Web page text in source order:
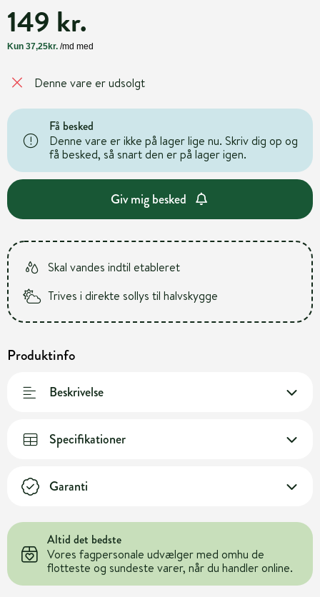
149 kr.
Denne vare er udsolgt
Få besked
Denne vare er ikke på lager lige nu. Skriv dig op og
få besked, så snart den er på lager igen.
Giv mig besked
Skal vandes indtil etableret
Trives i direkte sollys til halvskygge
Produktinfo
Beskrivelse
Specifikationer
Garanti
Altid det bedste
Vores fagpersonale udvælger med omhu de
flotteste og sundeste varer, når du handler online.